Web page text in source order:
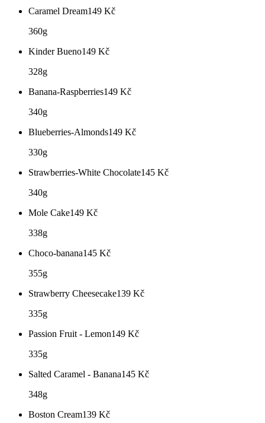
Caramel Dream149 Kč
360g
Kinder Bueno149 Kč
328g
Banana-Raspberries149 Kč
340g
Blueberries-Almonds149 Kč
330g
Strawberries-White Chocolate145 Kč
340g
Mole Cake149 Kč
338g
Choco-banana145 Kč
355g
Strawberry Cheesecake139 Kč
335g
Passion Fruit - Lemon149 Kč
335g
Salted Caramel - Banana145 Kč
348g
Boston Cream139 Kč